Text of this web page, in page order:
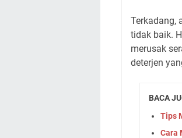
Terkadang,
tidak baik.
merusak
deterjen
BACA
Tips
Cara